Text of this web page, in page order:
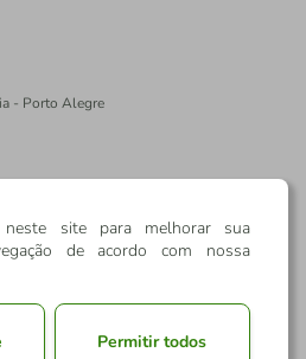
- Porto Alegre
neste site para melhorar sua
de acordo com nossa
Permitir todos